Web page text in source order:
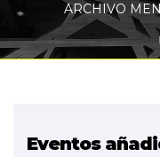
ARCHIVO
Eventos